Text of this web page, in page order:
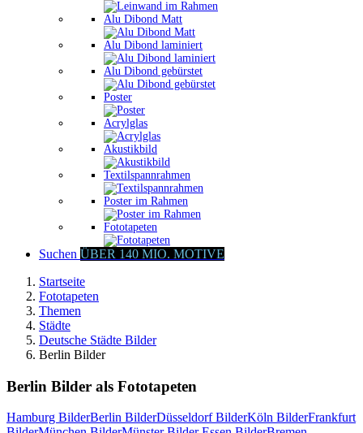
Alu Dibond Matt
Alu Dibond laminiert
Alu Dibond gebürstet
Poster
Acrylglas
Akustikbild
Textilspannrahmen
Poster im Rahmen
Fototapeten
Suchen ÜBER 140 MIO. MOTIVE
Startseite
Fototapeten
Themen
Städte
Deutsche Städte Bilder
Berlin Bilder
Berlin Bilder als Fototapeten
Hamburg BilderBerlin BilderDüsseldorf BilderKöln BilderFrankfurt